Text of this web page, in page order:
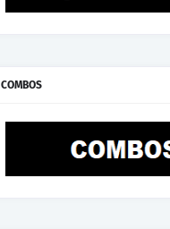
COMBOS